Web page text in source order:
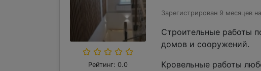
Рейтинг: 0.0
Зарегистрирован 9 месяцев
Строительные работы
домов и сооружений.
Кровельные работы